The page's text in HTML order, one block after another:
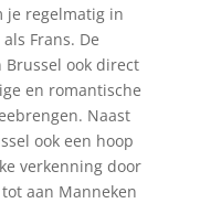
je regelmatig in
Frans. De
ook direct
en romantische
Naast
ook een hoop
verkenning door
aan Manneken